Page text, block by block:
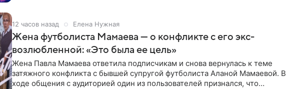
12 часов назад Елена Нужная
Жена футболиста Мамаева — о конфликте с его экс-
возлюбленной: «Это была ее цель»
Жена Павла Мамаева ответила подписчикам и снова вернулась к теме
затяжного конфликта с бывшей супругой футболиста Аланой Мамаевой. В
ходе общения с аудиторией один из пользователей признался, что